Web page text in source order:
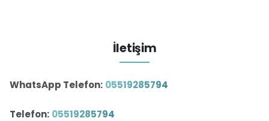
İletişim
WhatsApp Telefon: 05519285794
Telefon: 05519285794